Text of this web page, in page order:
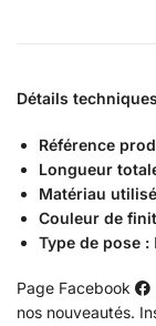
Détails
Référence
Longueur
Matériau
Couleur de
Type de pose :
Page Facebook
nos nouveautés.